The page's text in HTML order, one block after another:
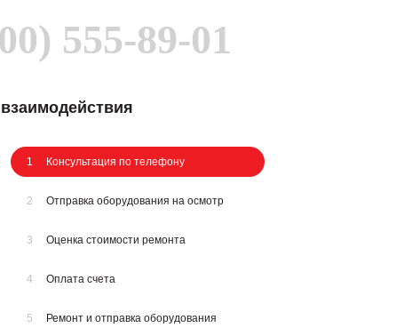
555-89-01
1 Консультация по телефону
2 Отправка оборудования на осмотр
3 Оценка стоимости ремонта
4 Оплата счета
5 Ремонт и отправка оборудования